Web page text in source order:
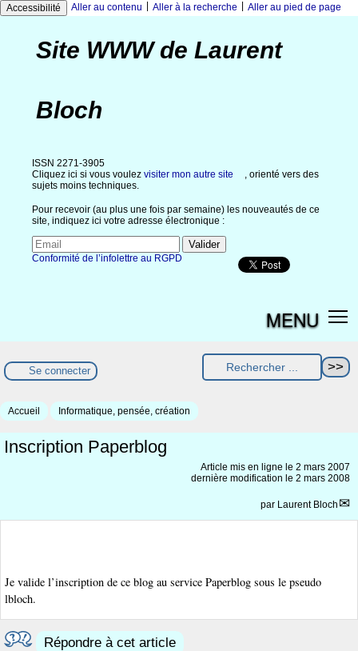
Accessibilité Aller au contenu Aller à la recherche Aller au pied de page
Site WWW de Laurent
Bloch
ISSN 2271-3905
Cliquez ici si vous voulez visiter mon autre site
, orienté vers des
sujets moins techniques.
Pour recevoir (au plus une fois par semaine) les nouveautés de ce
site, indiquez ici votre adresse électronique :
Conformité de l’infolettre au RGPD
MENU
Se connecter
Accueil Informatique, pensée, création
Inscription Paperblog
Article mis en ligne le 2 mars 2007
dernière modification le 2 mars 2008
par Laurent Bloch
Je valide l’inscription de ce blog au service Paperblog sous le pseudo
lbloch.
Répondre à cet article